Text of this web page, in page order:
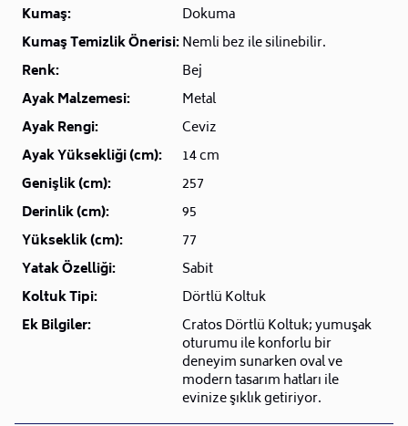
Kumaş:
Dokuma
Kumaş Temizlik Önerisi:Nemli bez ile silinebilir.
Renk:
Bej
Ayak Malzemesi:
Metal
Ayak Rengi:
Ceviz
Ayak Yüksekliği (cm):
14 cm
Genişlik (cm):
257
Derinlik (cm):
95
Yükseklik (cm):
77
Yatak Özelliği:
Sabit
Koltuk Tipi:
Dörtlü Koltuk
Ek Bilgiler:
Cratos Dörtlü Koltuk; yumuşak
oturumu ile konforlu bir
deneyim sunarken oval ve
modern tasarım hatları ile
evinize şıklık getiriyor.